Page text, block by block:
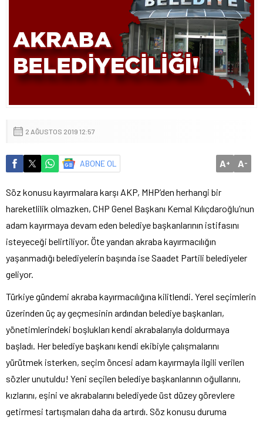
2 AĞUSTOS 2019 12:57
ABONE OL A+ A-
Söz konusu kayırmalara karşı AKP, MHP’den herhangi bir
hareketlilik olmazken, CHP Genel Başkanı Kemal Kılıçdaroğlu’nun
adam kayırmaya devam eden belediye başkanlarının istifasını
isteyeceği belirtiliyor. Öte yandan akraba kayırmacılığın
yaşanmadığı belediyelerin başında ise Saadet Partili belediyeler
geliyor.
Türkiye gündemi akraba kayırmacılığına kilitlendi. Yerel seçimlerin
üzerinden üç ay geçmesinin ardından belediye başkanları,
yönetimlerindeki boşlukları kendi akrabalarıyla doldurmaya
başladı. Her belediye başkanı kendi ekibiyle çalışmalarını
yürütmek isterken, seçim öncesi adam kayırmayla ilgili verilen
sözler unutuldu! Yeni seçilen belediye başkanlarının oğullarını,
kızlarını, eşini ve akrabalarını belediyede üst düzey görevlere
getirmesi tartışmaları daha da artırdı. Söz konusu duruma